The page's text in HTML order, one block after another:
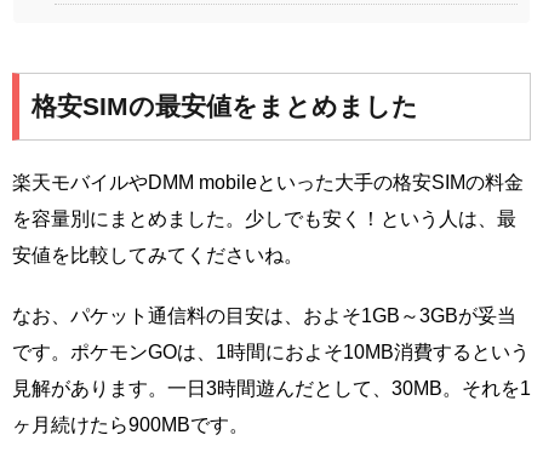
格安SIMの最安値をまとめました
楽天モバイルやDMM mobileといった大手の格安SIMの料金
を容量別にまとめました。少しでも安く！という人は、最
安値を比較してみてくださいね。
なお、パケット通信料の目安は、およそ1GB～3GBが妥当
です。ポケモンGOは、1時間におよそ10MB消費するという
見解があります。一日3時間遊んだとして、30MB。それを1
ヶ月続けたら900MBです。